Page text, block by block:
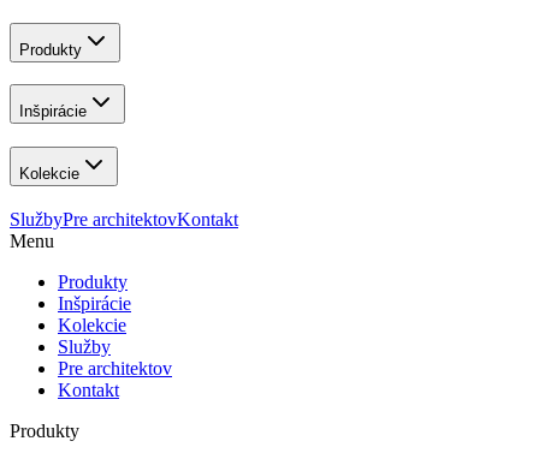
Produkty
Inšpirácie
Kolekcie
SlužbyPre architektovKontakt
Menu
Produkty
Inšpirácie
Kolekcie
Služby
Pre architektov
Kontakt
Produkty